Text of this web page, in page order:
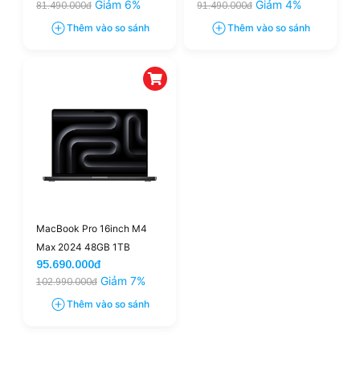
81.490.000đ Giảm 6%
Thêm vào so sánh
91.490.000đ Giảm 4%
Thêm vào so sánh
MacBook Pro 16inch M4
Max 2024 48GB 1TB
(16CPU-40GPU) | New
95.690.000đ
102.990.000đ Giảm 7%
Thêm vào so sánh